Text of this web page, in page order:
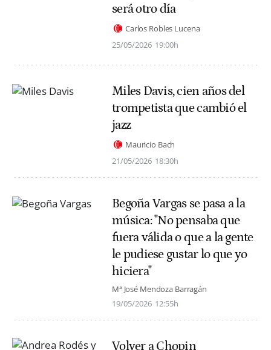
será otro día
Carlos Robles Lucena
25/05/2026 19:00h
Miles Davis, cien años del
trompetista que cambió el
jazz
Mauricio Bach
21/05/2026 18:30h
Begoña Vargas se pasa a la
música: "No pensaba que
fuera válida o que a la gente
le pudiese gustar lo que yo
hiciera"
Mª José Mendoza Barragán
19/05/2026 12:55h
Volver a Chopin